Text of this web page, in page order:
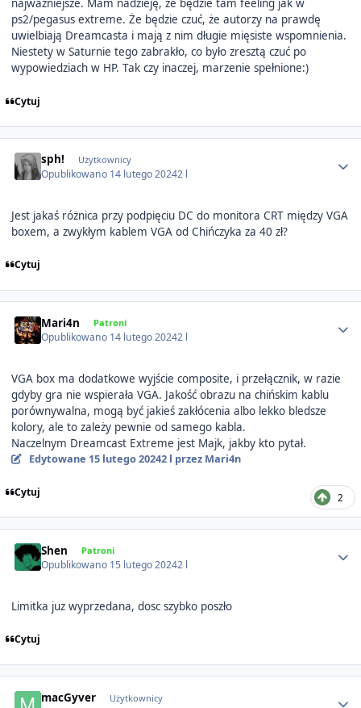
najważniejsze. Mam nadzieję, że będzie tam feeling jak w
ps2/pegasus extreme. Że będzie czuć, że autorzy na prawdę
uwielbiają Dreamcasta i mają z nim długie mięsiste wspomnienia.
Niestety w Saturnie tego zabrakło, co było zresztą czuć po
wypowiedziach w HP. Tak czy inaczej, marzenie spełnione:)
Cytuj
sph! Użytkownicy
Opublikowano 14 lutego 20242 l
Jest jakaś różnica przy podpięciu DC do monitora CRT między VGA
boxem, a zwykłym kablem VGA od Chińczyka za 40 zł?
Cytuj
Mari4n Patroni
Opublikowano 14 lutego 20242 l
VGA box ma dodatkowe wyjście composite, i przełącznik, w razie
gdyby gra nie wspierała VGA. Jakość obrazu na chińskim kablu
porównywalna, mogą być jakieś zakłócenia albo lekko bledsze
kolory, ale to zależy pewnie od samego kabla.
Naczelnym Dreamcast Extreme jest Majk, jakby kto pytał.
Edytowane 15 lutego 20242 l przez Mari4n
Cytuj 2
Shen Patroni
Opublikowano 15 lutego 20242 l
Limitka juz wyprzedana, dosc szybko poszło
Cytuj
macGyver Użytkownicy